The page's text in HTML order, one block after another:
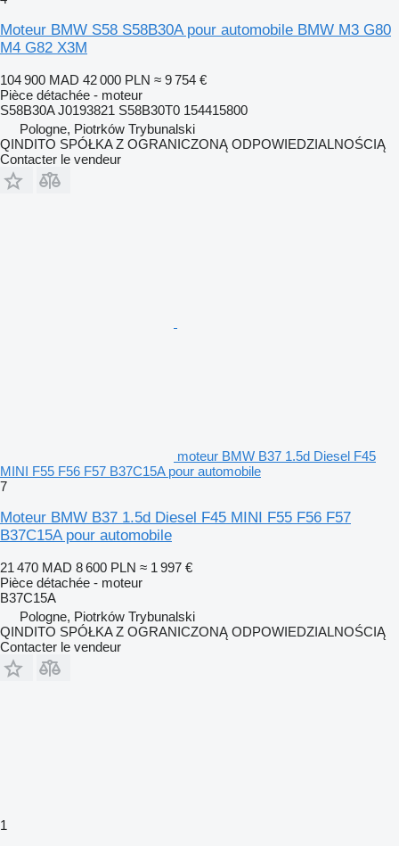
Moteur BMW S58 S58B30A pour automobile BMW M3 G80
M4 G82 X3M
104 900 MAD 42 000 PLN ≈ 9 754 €
Pièce détachée - moteur
S58B30A J0193821 S58B30T0 154415800
Pologne, Piotrków Trybunalski
QINDITO SPÓŁKA Z OGRANICZONĄ ODPOWIEDZIALNOŚCIĄ
Contacter le vendeur
moteur BMW B37 1.5d Diesel F45
MINI F55 F56 F57 B37C15A pour automobile
7
Moteur BMW B37 1.5d Diesel F45 MINI F55 F56 F57
B37C15A pour automobile
21 470 MAD 8 600 PLN ≈ 1 997 €
Pièce détachée - moteur
B37C15A
Pologne, Piotrków Trybunalski
QINDITO SPÓŁKA Z OGRANICZONĄ ODPOWIEDZIALNOŚCIĄ
Contacter le vendeur
1